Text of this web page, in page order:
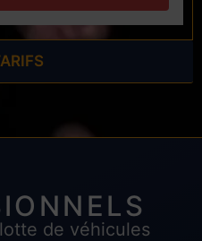
de véhicules